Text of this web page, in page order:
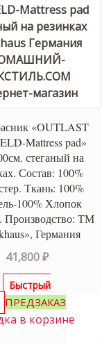
«OUTLAST
Mattress pad»
стеганый на
Состав: 100%
Ткань: 100%
100% Хлопок
Производство: ТМ
Германия
41,800₽
Быстрый
ПРЕДЗАКАЗ
в корзине